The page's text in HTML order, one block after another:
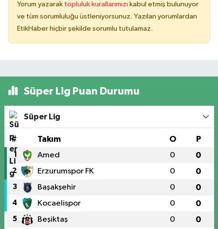
Yorum yazarak topluluk kurallarımızı kabul etmiş bulunuyor
ve tüm sorumluluğu üstleniyorsunuz. Yazılan yorumlardan
EtikHaber hiçbir şekilde sorumlu tutulamaz.
Süper Lig Puan Durumu
Süper Lig
# Takım O P
1 Amed 0 0
2 Erzurumspor FK 0 0
3 Başakşehir 0 0
4 Kocaelispor 0 0
5 Beşiktaş 0 0